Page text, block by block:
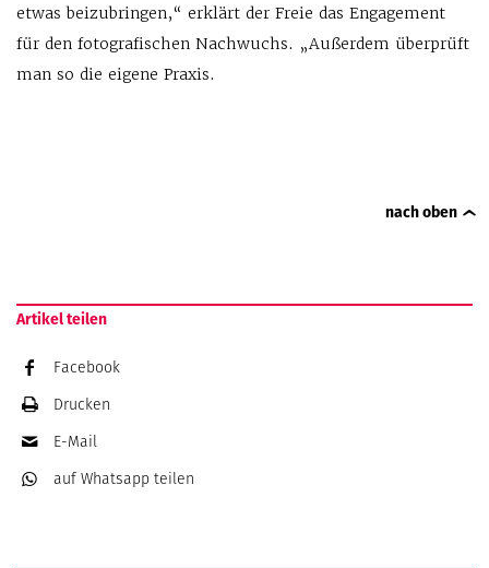
etwas beizubringen,“ erklärt der Freie das Engagement
für den fotografischen Nachwuchs. „Außerdem überprüft
man so die eigene Praxis.
nach oben
Artikel teilen
Facebook
Drucken
E-Mail
auf Whatsapp teilen